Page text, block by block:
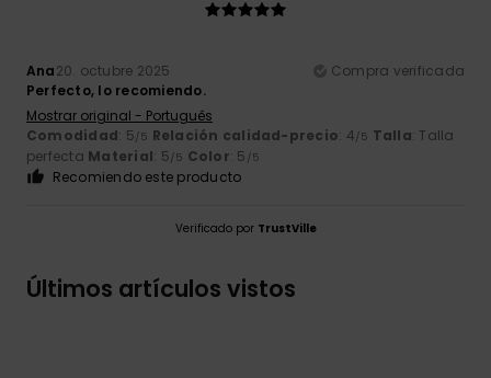
Ana20. octubre 2025
Compra verificada
Perfecto, lo recomiendo.
Mostrar original - Português
Comodidad: 5/5 Relación calidad-precio: 4/5 Talla: Talla
perfecta Material: 5/5 Color: 5 /5
Recomiendo este producto
Verificado por TrustVille
Últimos artículos vistos